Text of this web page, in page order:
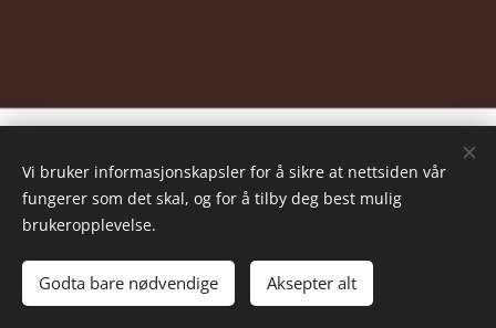
© Designed By Soerensen's Graphic's
Informasjonskapsler
Vi bruker informasjonskapsler for å sikre at nettsiden vår
fungerer som det skal, og for å tilby deg best mulig
brukeropplevelse.
Godta bare nødvendige Aksepter alt